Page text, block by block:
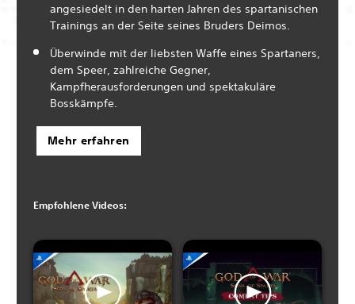
angesiedelt in den harten Jahren des spartanischen
Trainings an der Seite seines Bruders Deimos.
Überwinde mit der liebsten Waffe eines Spartaners,
dem Speer, zahlreiche Gegner,
Kampfherausforderungen und spektakuläre
Bosskämpfe.
Mehr erfahren
Empfohlene Videos: